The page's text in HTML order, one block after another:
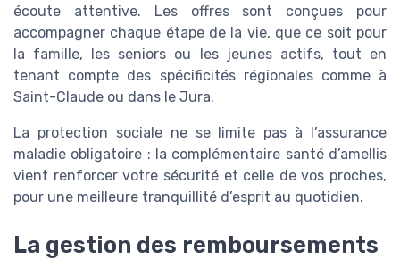
écoute attentive. Les offres sont conçues pour
accompagner chaque étape de la vie, que ce soit pour
la famille, les seniors ou les jeunes actifs, tout en
tenant compte des spécificités régionales comme à
Saint-Claude ou dans le Jura.
La protection sociale ne se limite pas à l’assurance
maladie obligatoire : la complémentaire santé d’amellis
vient renforcer votre sécurité et celle de vos proches,
pour une meilleure tranquillité d’esprit au quotidien.
La gestion des remboursements